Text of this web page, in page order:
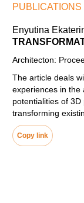
PUBLICATIONS
Enyutina
Architecton:
The article deals
experiences in the
potentialities of
transforming
Copy link